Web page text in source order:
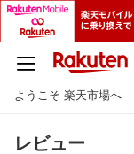
ようこそ 楽天市場へ
レビュー